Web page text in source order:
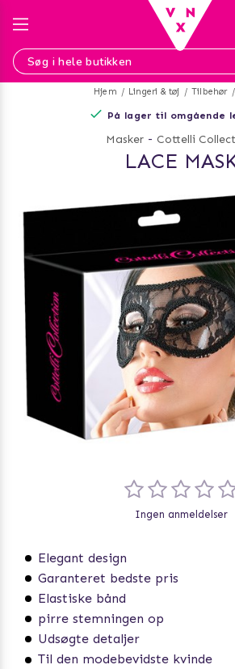
Hjem Lingeri & tøj Tilbehør
På lager til omgående
Masker - Cottelli
LACE
Elegant design
Garanteret bedste pris
Elastiske bånd
pirre stemningen op
Udsøgte detaljer
Til den modebevidste kvinde
Ingen anmeldelser